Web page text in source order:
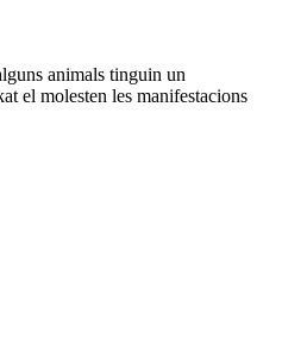
animals tinguin un
el molesten les manifestacions